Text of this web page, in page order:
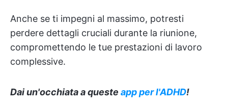
Anche se ti impegni al massimo, potresti
perdere dettagli cruciali durante la riunione,
compromettendo le tue prestazioni di lavoro
complessive.
Dai un'occhiata a queste app per l'ADHD!